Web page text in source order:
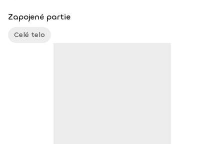
Zapojené partie
Celé telo